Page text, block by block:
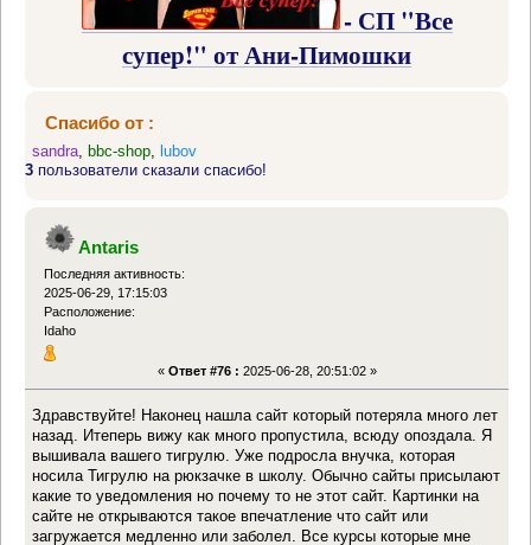
- СП "Все
супер!" от Ани-Пимошки
Спасибо от :
sandra, bbc-shop, lubov
3 пользователи сказали спасибо!
Antaris
Последняя активность:
2025-06-29, 17:15:03
Расположение:
Idaho
« Ответ #76 : 2025-06-28, 20:51:02 »
Здравствуйте! Наконец нашла сайт который потеряла много лет
назад. Итеперь вижу как много пропустила, всюду опоздала. Я
вышивала вашего тигрулю. Уже подросла внучка, которая
носила Тигрулю на рюкзачке в школу. Обычно сайты присылают
какие то уведомления но почему то не этот сайт. Картинки на
сайте не открываются такое впечатление что сайт или
загружается медленно или заболел. Все курсы которые мне